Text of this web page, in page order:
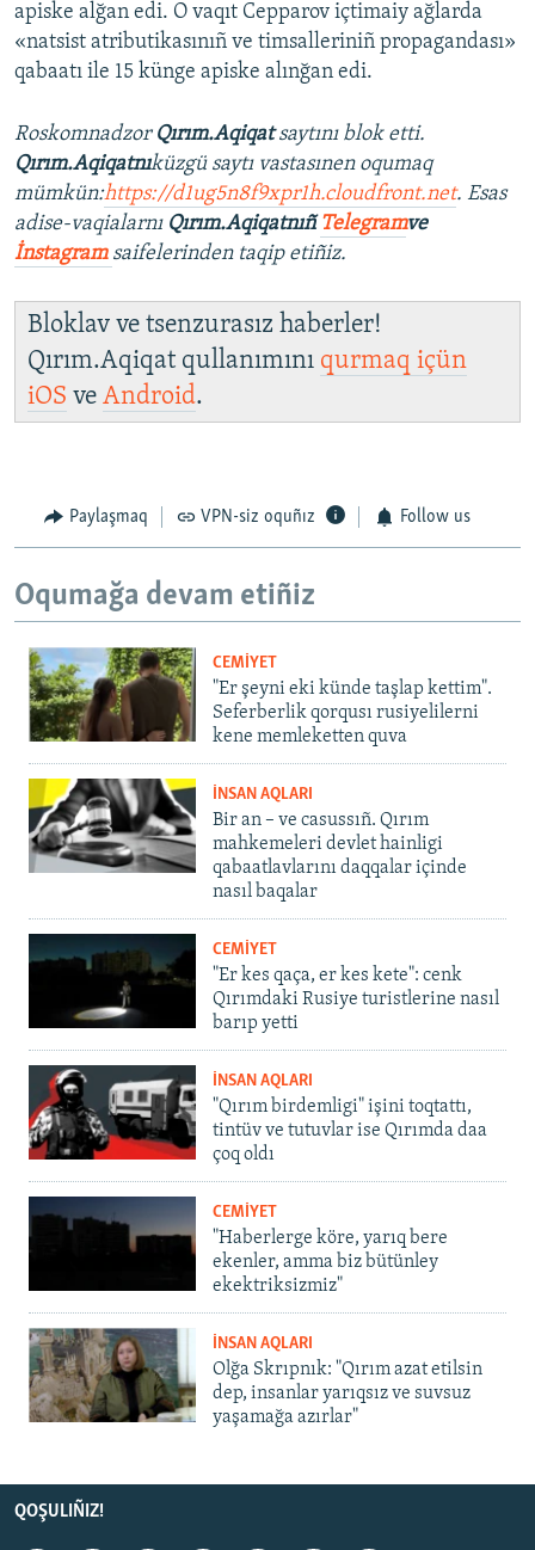
apiske alğan edi. O vaqıt Cepparov içtimaiy ağlarda
«natsist atributikasınıñ ve timsalleriniñ propagandası»
qabaatı ile 15 künge apiske alınğan edi.
Roskomnadzor Qırım.Aqiqatsaytını blok etti.
Qırım.Aqiqatnıküzgü saytı vastasınen oqumaq
mümkün:https://d1ug5n8f9xpr1h.cloudfront.net. Esas
adise-vaqialarnı Qırım.Aqiqatnıñ Telegramve
İnstagram saifelerinden taqip etiñiz.
Bloklav ve tsenzurasız haberler!
Qırım.Aqiqat qullanımını qurmaq içün
iOS ve Android.
Paylaşmaq VPN-siz oquñız Follow us
Oqumağa devam etiñiz
CEMİYET
"Er şeyni eki künde taşlap kettim".
Seferberlik qorqusı rusiyelilerni
kene memleketten quva
İNSAN AQLARI
Bir an – ve casussıñ. Qırım
mahkemeleri devlet hainligi
qabaatlavlarını daqqalar içinde
nasıl baqalar
CEMİYET
"Er kes qaça, er kes kete": cenk
Qırımdaki Rusiye turistlerine nasıl
barıp yetti
İNSAN AQLARI
"Qırım birdemligi" işini toqtattı,
tintüv ve tutuvlar ise Qırımda daa
çoq oldı
CEMİYET
"Haberlerge köre, yarıq bere
ekenler, amma biz bütünley
ekektriksizmiz"
İNSAN AQLARI
Olğa Skrıpnık: "Qırım azat etilsin
dep, insanlar yarıqsız ve suvsuz
yaşamağa azırlar"
QOŞULIÑIZ!